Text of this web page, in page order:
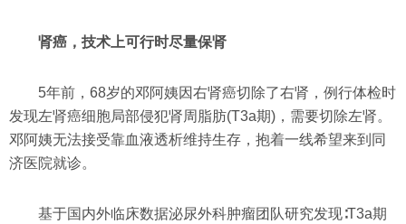
肾癌，技术上可行时尽量保肾
5年前，68岁的邓阿姨因右肾癌切除了右肾，例行体检时
发现左肾癌细胞局部侵犯肾周脂肪(T3a期)，需要切除左肾。
邓阿姨无法接受靠血液透析维持生存，抱着一线希望来到同
济医院就诊。
基于国内外临床数据泌尿外科肿瘤团队研究发现∶T3a期